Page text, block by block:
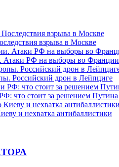
взрыва в Москве
Атаки РФ на выборы во Франции
Российский дрон в Лейпциге
что стоит за решением Путина
и нехватка антибаллистики